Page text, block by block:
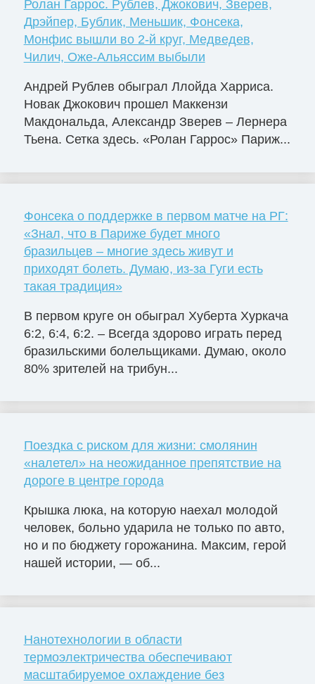
Ролан Гаррос. Рублев, Джокович, Зверев,
Дрэйпер, Бублик, Меньшик, Фонсека,
Монфис вышли во 2-й круг, Медведев,
Чилич, Оже-Альяссим выбыли
Андрей Рублев обыграл Ллойда Харриса.
Новак Джокович прошел Маккензи
Макдональда, Александр Зверев – Лернера
Тьена. Сетка здесь. «Ролан Гаррос» Париж...
Фонсека о поддержке в первом матче на РГ:
«Знал, что в Париже будет много
бразильцев – многие здесь живут и
приходят болеть. Думаю, из-за Гуги есть
такая традиция»
В первом круге он обыграл Хуберта Хуркача
6:2, 6:4, 6:2. – Всегда здорово играть перед
бразильскими болельщиками. Думаю, около
80% зрителей на трибун...
Поездка с риском для жизни: смолянин
«налетел» на неожиданное препятствие на
дороге в центре города
Крышка люка, на которую наехал молодой
человек, больно ударила не только по авто,
но и по бюджету горожанина. Максим, герой
нашей истории, — об...
Нанотехнологии в области
термоэлектричества обеспечивают
масштабируемое охлаждение без